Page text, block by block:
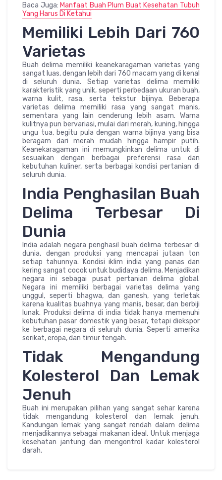
Baca Juga: Manfaat Buah Plum Buat Kesehatan Tubuh
Yang Harus Di Ketahui
Memiliki Lebih Dari 760
Varietas
Buah delima memiliki keanekaragaman varietas yang
sangat luas, dengan lebih dari 760 macam yang di kenal
di seluruh dunia. Setiap varietas delima memiliki
karakteristik yang unik, seperti perbedaan ukuran buah,
warna kulit, rasa, serta tekstur bijinya. Beberapa
varietas delima memiliki rasa yang sangat manis,
sementara yang lain cenderung lebih asam. Warna
kulitnya pun bervariasi, mulai dari merah, kuning, hingga
ungu tua, begitu pula dengan warna bijinya yang bisa
beragam dari merah mudah hingga hampir putih.
Keanekaragaman ini memungkinkan delima untuk di
sesuaikan dengan berbagai preferensi rasa dan
kebutuhan kuliner, serta berbagai kondisi pertanian di
seluruh dunia.
India Penghasilan Buah
Delima Terbesar Di
Dunia
India adalah negara penghasil buah delima terbesar di
dunia, dengan produksi yang mencapai jutaan ton
setiap tahunnya. Kondisi iklim india yang panas dan
kering sangat cocok untuk budidaya delima. Menjadikan
negara ini sebagai pusat pertanian delima global.
Negara ini memiliki berbagai varietas delima yang
unggul, seperti bhagwa, dan ganesh, yang terletak
karena kualitas buahnya yang manis, besar, dan berbiji
lunak. Produksi delima di india tidak hanya memenuhi
kebutuhan pasar domestik yang besar, tetapi diekspor
ke berbagai negara di seluruh dunia. Seperti amerika
serikat, eropa, dan timur tengah.
Tidak Mengandung
Kolesterol Dan Lemak
Jenuh
Buah ini merupakan pilihan yang sangat sehar karena
tidak mengandung kolesterol dan lemak jenuh.
Kandungan lemak yang sangat rendah dalam delima
menjadikannya sebagai makanan ideal. Untuk menjaga
kesehatan jantung dan mengontrol kadar kolesterol
darah.